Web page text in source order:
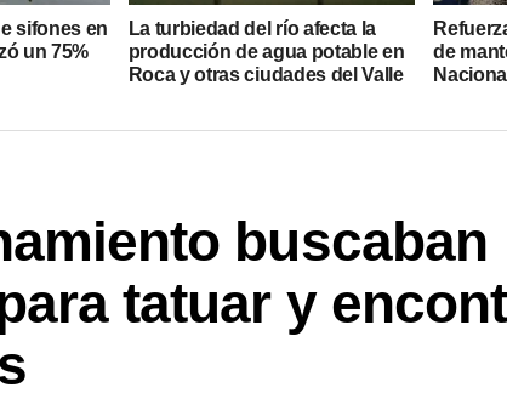
sifones en
un 75%
La turbiedad del río afecta la
producción de agua potable en
Roca y otras ciudades del Valle
de
buscaban
tatuar y